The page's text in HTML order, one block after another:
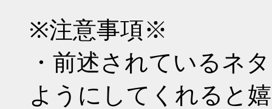
※注意事項※
・前述されているネ
ようにしてくれると